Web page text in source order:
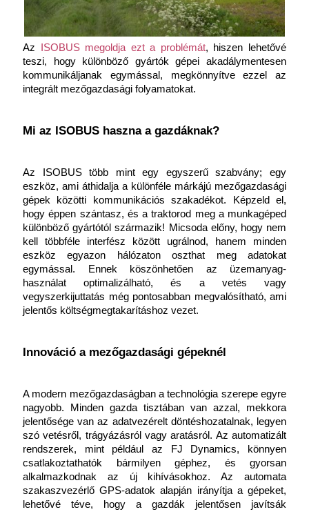
Az ISOBUS megoldja ezt a problémát, hiszen lehetővé
teszi, hogy különböző gyártók gépei akadálymentesen
kommunikáljanak egymással, megkönnyítve ezzel az
integrált mezőgazdasági folyamatokat.
Mi az ISOBUS haszna a gazdáknak?
Az ISOBUS több mint egy egyszerű szabvány; egy
eszköz, ami áthidalja a különféle márkájú mezőgazdasági
gépek közötti kommunikációs szakadékot. Képzeld el,
hogy éppen szántasz, és a traktorod meg a munkagéped
különböző gyártótól származik! Micsoda előny, hogy nem
kell többféle interfész között ugrálnod, hanem minden
eszköz egyazon hálózaton oszthat meg adatokat
egymással. Ennek köszönhetően az üzemanyag-
használat optimalizálható, és a vetés vagy
vegyszerkijuttatás még pontosabban megvalósítható, ami
jelentős költségmegtakarításhoz vezet.
Innováció a mezőgazdasági gépeknél
A modern mezőgazdaságban a technológia szerepe egyre
nagyobb. Minden gazda tisztában van azzal, mekkora
jelentősége van az adatvezérelt döntéshozatalnak, legyen
szó vetésről, trágyázásról vagy aratásról. Az automatizált
rendszerek, mint például az FJ Dynamics, könnyen
csatlakoztathatók bármilyen géphez, és gyorsan
alkalmazkodnak az új kihívásokhoz. Az automata
szakaszvezérlő GPS-adatok alapján irányítja a gépeket,
lehetővé téve, hogy a gazdák jelentősen javítsák